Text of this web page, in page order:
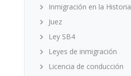
Inmigración en la Historia
Juez
Ley SB4
Leyes de inmigración
Licencia de conducción